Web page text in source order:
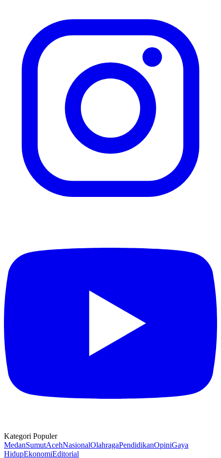
Kategori Populer
MedanSumutAcehNasionalOlahragaPendidikanOpiniGaya
HidupEkonomiEditorial